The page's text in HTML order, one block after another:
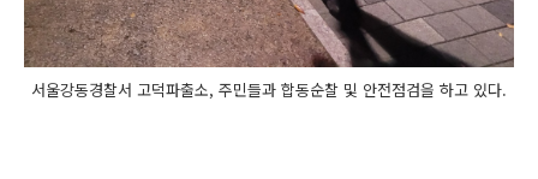
서울강동경찰서 고덕파출소, 주민들과 합동순찰 및 안전점검을 하고 있다.